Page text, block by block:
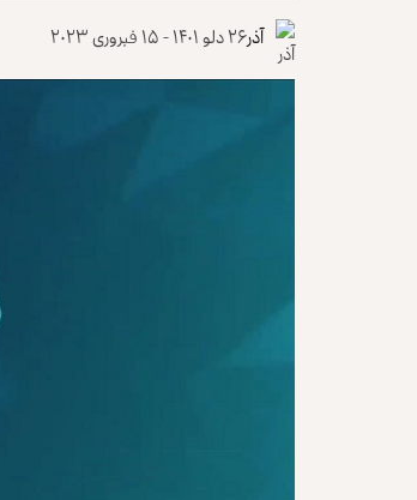
آذر۲۶ دلو ۱۴۰۱ - ۱۵ فبروری ۲۰۲۳